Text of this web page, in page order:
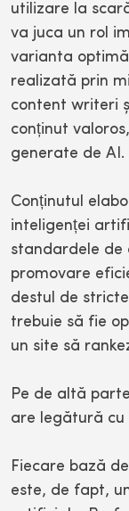
utilizare la
va juca un rol
varianta
realizată prin
content writeri
conținut
generate de AI.
Conținutul
inteligenței
standardele de
promovare
destul de
trebuie să fie
un site să
Pe de altă
are legătură cu
Fiecare bază
este, de fapt,